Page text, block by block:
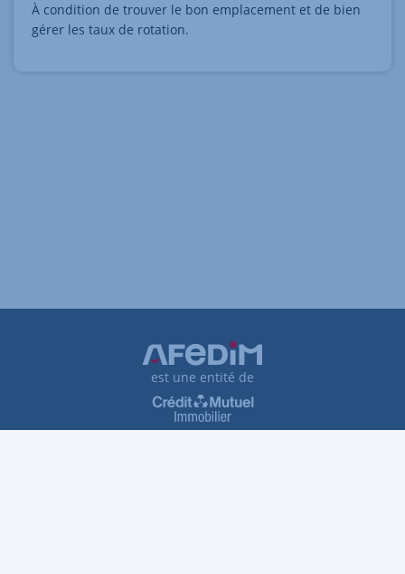
À condition de trouver le bon emplacement et de bien
gérer les taux de rotation.
est une entité de